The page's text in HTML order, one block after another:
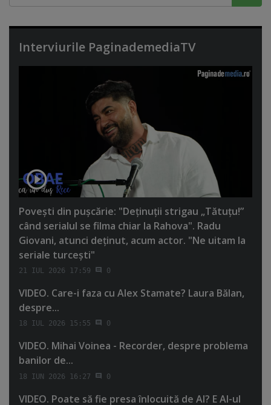
Interviurile PaginademediaTV
Poveşti din puşcărie: "Deţinuţii strigau „Tătuţu!”
când serialul se filma chiar la Rahova". Radu
Giovani, atunci deţinut, acum actor. "Ne uitam la
seriale turceşti"
21 IUL 2026 17:59 0
VIDEO. Care-i faza cu Alex Stamate? Laura Bălan,
despre...
18 IUL 2026 15:55 0
VIDEO. Mihai Voinea - Recorder, despre problema
banilor de...
18 IUN 2026 16:27 0
VIDEO. Poate să fie presa înlocuită de AI? E AI-ul